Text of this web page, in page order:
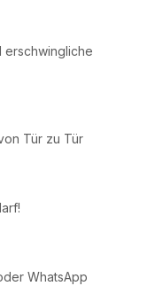
erschwingliche
Tür zu Tür
WhatsApp